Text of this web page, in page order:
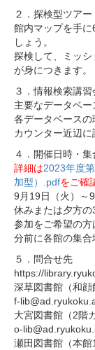
２．探検型ツアー
館内マップを手
しょう。
探検して、ミッ
が身につきます。
３．情報検索講
主要なデータベー
各データベース
カウンター近辺
４．開催日時・
詳細は2023年度
加型）.pdfをご確
9月19日（火）～
休みまたは夕方
参加をご希望の
分前に各館の集
５．問合せ先
https://
深草図書館（和顔
f-
大宮図書館（2階
o-
瀬田図書館（本館